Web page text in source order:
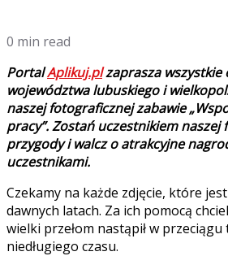
0 min read
PortalAplikuj.plzaprasza wszystkie
województwa lubuskiego i
naszej fotograficznej zabawie
pracy”. Zostań uczestnikiem naszej
przygody i walcz o atrakcyjne
uczestnikami.
Czekamy na każde zdjęcie, które
dawnych latach. Za ich pomocą
wielki przełom nastąpił w
niedługiego czasu.